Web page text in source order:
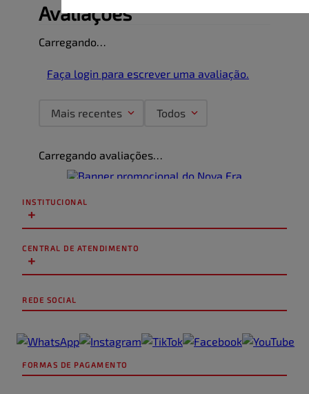
Avaliações
Carregando…
Faça login para escrever uma avaliação.
Mais recentes Todos
Carregando avaliações…
INSTITUCIONAL
+
CENTRAL DE ATENDIMENTO
+
REDE SOCIAL
FORMAS DE PAGAMENTO